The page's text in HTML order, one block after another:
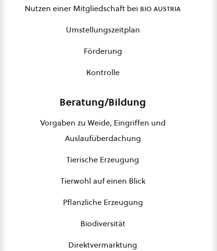
Nutzen einer Mitgliedschaft bei bio austria
Umstellungszeitplan
Förderung
Kontrolle
Beratung/Bildung
Vorgaben zu Weide, Eingriffen und
Auslaufüberdachung
Tierische Erzeugung
Tierwohl auf einen Blick
Pflanzliche Erzeugung
Biodiversität
Direktvermarktung